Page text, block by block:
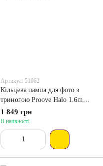
Артикул: 51062
Кільцева лампа для фото з
триногою Proove Halo 1.6m
White
1 849 грн
В наявності